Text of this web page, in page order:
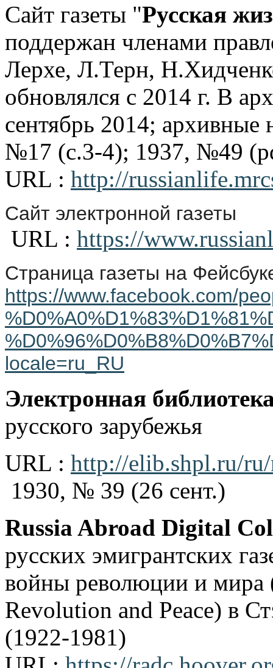
Сайт газеты "Русская
поддержан членами
Лерхе, Л.Терн,
обновлялся с 2014 г. В
сентябрь 2014;
№17 (с.3-4); 1937, №49
URL : http://
Сайт электронной газеты
URL : https://
Страница газеты на
https://www.facebook.com/
locale=ru_RU
Электронная
русского зарубежья
URL : http://elib.shpl.ru/
1930, № 39 (26 сент.)
Russia Abroad Digital
русских эмигрантских
войны революции и мира
Revolution and Peace) в
(1922-1981)